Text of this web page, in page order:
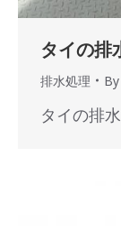
タイの排
排水処理 By
タイの排